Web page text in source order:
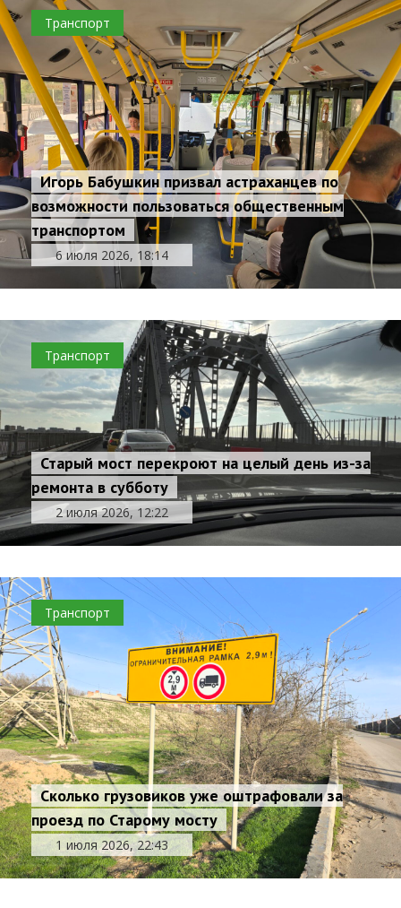
Транспорт
Игорь Бабушкин призвал астраханцев по
возможности пользоваться общественным
транспортом
6 июля 2026, 18:14
Транспорт
Старый мост перекроют на целый день из-за
ремонта в субботу
2 июля 2026, 12:22
Транспорт
Сколько грузовиков уже оштрафовали за
проезд по Старому мосту
1 июля 2026, 22:43